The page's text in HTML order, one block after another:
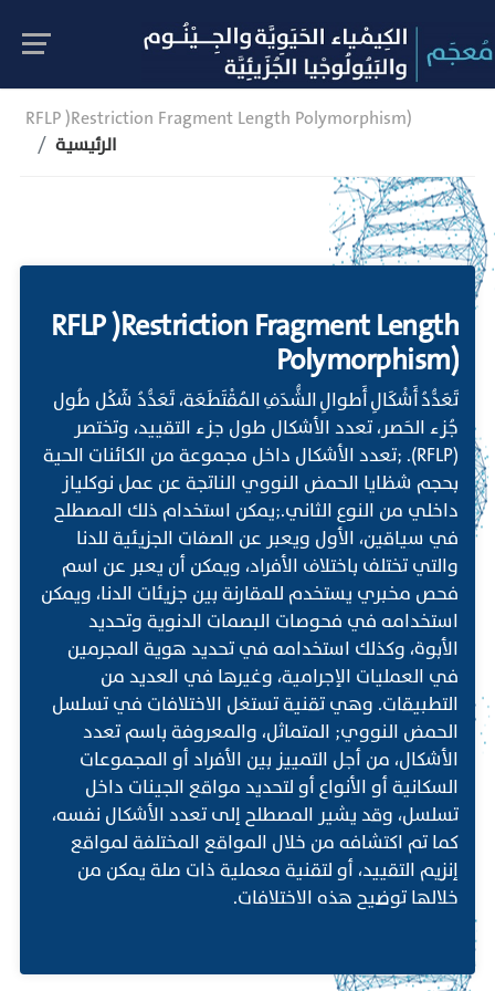
RFLP )Restriction Fragment Length Polymorphism)
الرئيسية
RFLP )Restriction Fragment Length
Polymorphism)
تَعَدُّدُ أَشْكَالِ أَطوالِ الشُّدَفِ المُقْتَطَعَة، تَعَدُّدُ شٓكْل طُول
جُزء الحَصر، تعدد الأشكال طول جزء التقييد، وتختصر
(RFLP). ;تعدد الأشكال داخل مجموعة من الكائنات الحية
بحجم شظايا الحمض النووي الناتجة عن عمل نوكلياز
داخلي من النوع الثاني.;يمكن استخدام ذلك المصطلح
في سياقين، الأول ويعبر عن الصفات الجزيئية للدنا
والتي تختلف باختلاف الأفراد، ويمكن أن يعبر عن اسم
فحص مخبري يستخدم للمقارنة بين جزيئات الدنا، ويمكن
استخدامه في فحوصات البصمات الدنوية وتحديد
الأبوة، وكذلك استخدامه في تحديد هوية المجرمين
في العمليات الإجرامية، وغيرها في العديد من
التطبيقات. وهي تقنية تستغل الاختلافات في تسلسل
الحمض النووي; المتماثل، والمعروفة باسم تعدد
الأشكال، من أجل التمييز بين الأفراد أو المجموعات
السكانية أو الأنواع أو لتحديد مواقع الجينات داخل
تسلسل، وقد يشير المصطلح إلى تعدد الأشكال نفسه،
كما تم اكتشافه من خلال المواقع المختلفة لمواقع
إنزيم التقييد، أو لتقنية معملية ذات صلة يمكن من
خلالها توضيح هذه الاختلافات.